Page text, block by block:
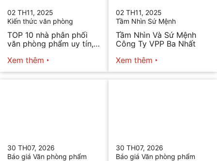
02 TH11, 2025
Kiến thức văn phòng
TOP 10 nhà phân phối
văn phòng phẩm uy tín,
Xem thêm
02 TH11, 2025
Tầm Nhìn Sứ Mệnh
Tầm Nhìn Và Sứ Mệnh
Công Ty VPP Ba Nhất
Xem thêm
30 TH07, 2026
Báo giá Văn phòng phẩm
30 TH07, 2026
Báo giá Văn phòng phẩm